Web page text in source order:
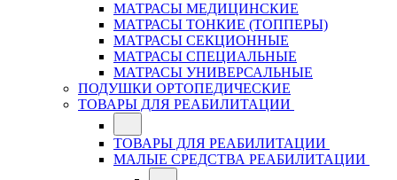
МАТРАСЫ МЕДИЦИНСКИЕ
МАТРАСЫ ТОНКИЕ (ТОППЕРЫ)
МАТРАСЫ СЕКЦИОННЫЕ
МАТРАСЫ СПЕЦИАЛЬНЫЕ
МАТРАСЫ УНИВЕРСАЛЬНЫЕ
ПОДУШКИ ОРТОПЕДИЧЕСКИЕ
ТОВАРЫ ДЛЯ РЕАБИЛИТАЦИИ
ТОВАРЫ ДЛЯ РЕАБИЛИТАЦИИ
МАЛЫЕ СРЕДСТВА РЕАБИЛИТАЦИИ